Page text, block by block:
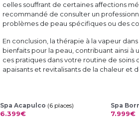
celles souffrant de certaines affections
recommandé de consulter un
problèmes de peau spécifiques ou des
En conclusion, la thérapie à la vapeur
bienfaits pour la peau, contribuant ainsi à
ces pratiques dans votre routine de
apaisants et revitalisants de la chaleur et
Spa Acapulco (6 places)
6.399€
Spa
7.999€